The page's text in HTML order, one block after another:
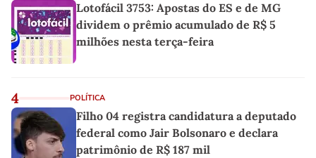
Lotofácil 3753: Apostas do ES e de MG
dividem o prêmio acumulado de R$ 5
milhões nesta terça-feira
4 POLÍTICA
Filho 04 registra candidatura a deputado
federal como Jair Bolsonaro e declara
patrimônio de R$ 187 mil